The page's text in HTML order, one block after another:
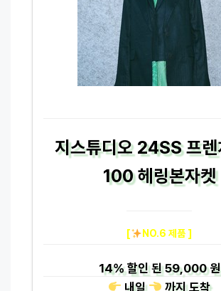
지스튜디오 24SS 프렌
100 헤링본자켓
[ NO.6 제품 ]
14%할인 된59,000 원
내일
까지도착